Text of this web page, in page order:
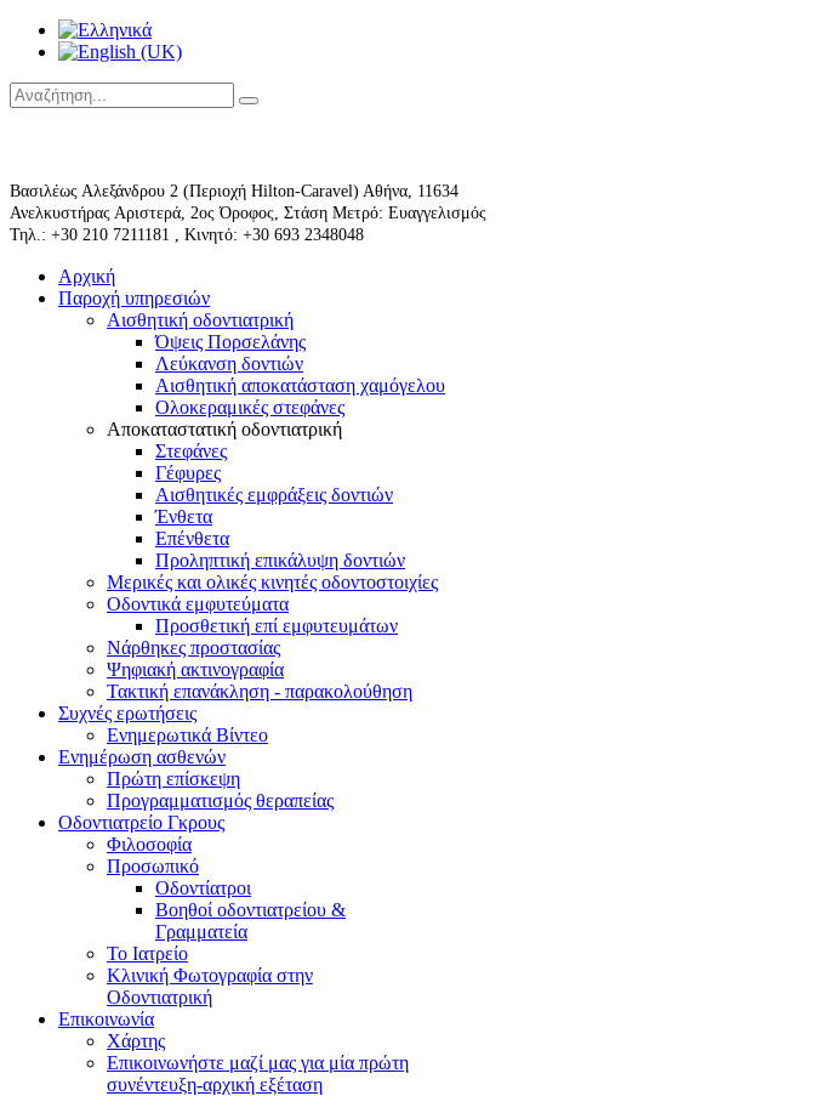
Βασιλέως Αλεξάνδρου 2 (Περιοχή Hilton-Caravel) Αθήνα, 11634
Ανελκυστήρας Αριστερά, 2ος Όροφος, Στάση Μετρό: Ευαγγελισμός
Τηλ.: +30 210 7211181 , Κινητό: +30 693 2348048
Αρχική
Παροχή υπηρεσιών
Αισθητική οδοντιατρική
Όψεις Πορσελάνης
Λεύκανση δοντιών
Αισθητική αποκατάσταση χαμόγελου
Ολοκεραμικές στεφάνες
Αποκαταστατική οδοντιατρική
Στεφάνες
Γέφυρες
Αισθητικές εμφράξεις δοντιών
Ένθετα
Επένθετα
Προληπτική επικάλυψη δοντιών
Μερικές και ολικές κινητές οδοντοστοιχίες
Οδοντικά εμφυτεύματα
Προσθετική επί εμφυτευμάτων
Νάρθηκες προστασίας
Ψηφιακή ακτινογραφία
Τακτική επανάκληση - παρακολούθηση
Συχνές ερωτήσεις
Ενημερωτικά Βίντεο
Ενημέρωση ασθενών
Πρώτη επίσκεψη
Προγραμματισμός θεραπείας
Οδοντιατρείο Γκρους
Φιλοσοφία
Προσωπικό
Οδοντίατροι
Βοηθοί οδοντιατρείου &
Γραμματεία
Το Ιατρείο
Κλινική Φωτογραφία στην
Οδοντιατρική
Επικοινωνία
Χάρτης
Επικοινωνήστε μαζί μας για μία πρώτη
συνέντευξη-αρχική εξέταση